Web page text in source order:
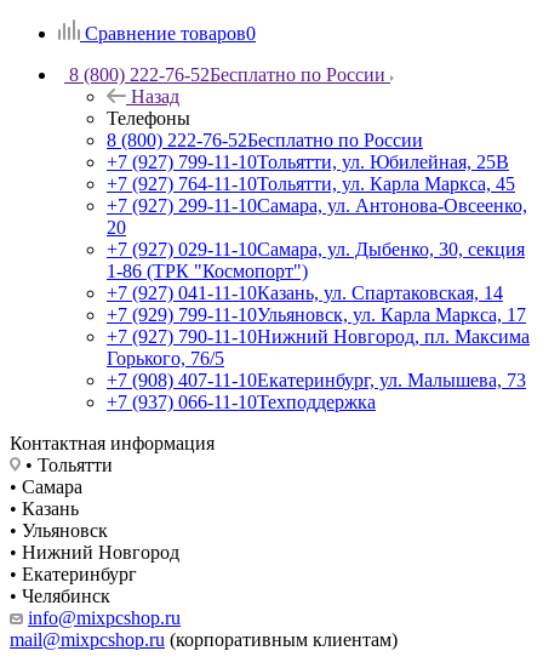
Сравнение товаров0
8 (800) 222-76-52Бесплатно по России
Назад
Телефоны
8 (800) 222-76-52Бесплатно по России
+7 (927) 799-11-10Тольятти, ул. Юбилейная, 25В
+7 (927) 764-11-10Тольятти, ул. Карла Маркса, 45
+7 (927) 299-11-10Самара, ул. Антонова-Овсеенко,
20
+7 (927) 029-11-10Самара, ул. Дыбенко, 30, секция
1-86 (ТРК "Космопорт")
+7 (927) 041-11-10Казань, ул. Спартаковская, 14
+7 (929) 799-11-10Ульяновск, ул. Карла Маркса, 17
+7 (927) 790-11-10Нижний Новгород, пл. Максима
Горького, 76/5
+7 (908) 407-11-10Екатеринбург, ул. Малышева, 73
+7 (937) 066-11-10Техподдержка
Контактная информация
• Тольятти
• Самара
• Казань
• Ульяновск
• Нижний Новгород
• Екатеринбург
• Челябинск
info@mixpcshop.ru
mail@mixpcshop.ru (корпоративным клиентам)